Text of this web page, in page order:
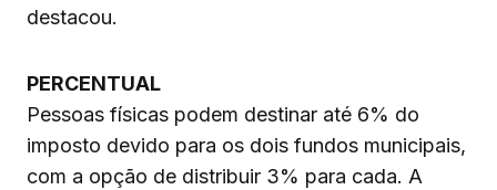
destacou.
PERCENTUAL
Pessoas físicas podem destinar até 6% do
imposto devido para os dois fundos municipais,
com a opção de distribuir 3% para cada. A